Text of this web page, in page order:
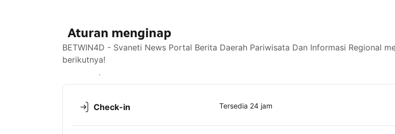
Aturan menginap
BETWIN4D - Svaneti News Portal Berita Daerah Pariwisata Dan Informasi Regional
berikutnya!
Lihat ketersediaan
Check-in Tersedia 24 jam